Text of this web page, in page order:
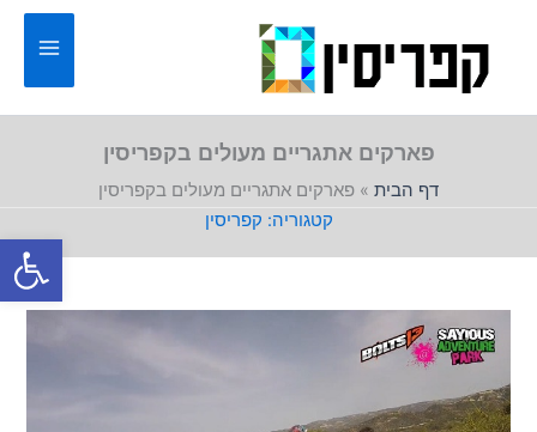
פתח
פארקים אתגריים מעולים בקפריסין
דף הבית » פארקים אתגריים מעולים בקפריסין
קפריסין